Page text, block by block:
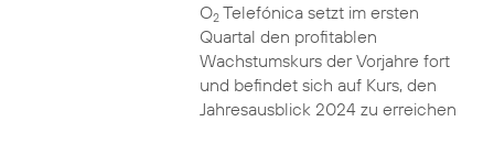
O2Telefónica setzt im ersten
Quartal den profitablen
Wachstumskurs der Vorjahre fort
und befindet sich auf Kurs, den
Jahresausblick 2024 zu erreichen